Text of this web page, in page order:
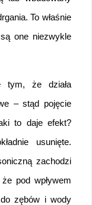
To właśnie
one niezwykle
tym, że działa
– stąd pojęcie
to daje efekt?
usunięte.
zachodzi
pod wpływem
zębów i wody